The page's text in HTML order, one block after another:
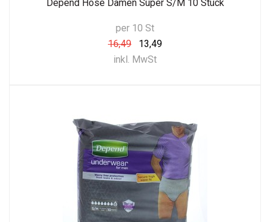
Depend Hose Damen Super S/M 10 Stück
per 10 St
16,49
13,49
inkl. MwSt